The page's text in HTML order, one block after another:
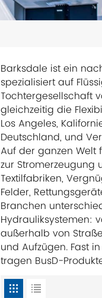
Barksdale ist ein
spezialisiert auf
Tochtergesellschaft
gleichzeitig die
Los Angeles,
Deutschland, und
Auf der ganzen Welt
zur
Textilfabriken,
Felder,
Branchen
Hydrauliksystemen:
außerhalb von
und Aufzügen. Fast
tragen BusD-